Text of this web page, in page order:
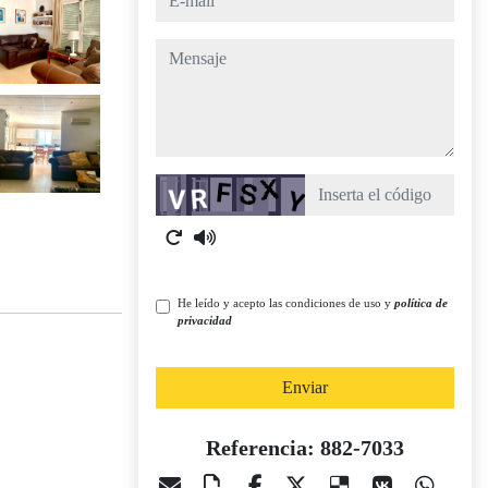
mensaje
Captcha
He leído y acepto las condiciones de uso y política de
privacidad
Enviar
Referencia: 882-7033